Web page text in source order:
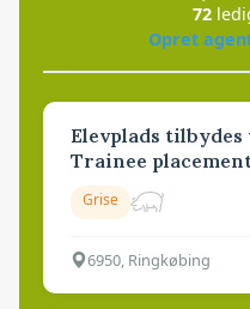
72
Opret
Elevplads
Trainee
Grise
6950, Ringkøbing